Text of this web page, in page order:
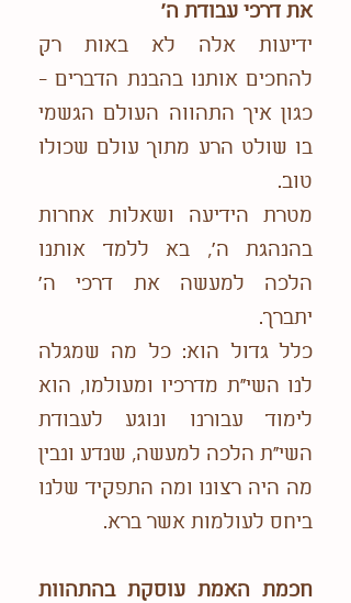
את דרכי עבודת ה'
ידיעות אלה לא באות רק
להחכים אותנו בהבנת הדברים -
כגון איך התהווה העולם הגשמי
בו שולט הרע מתוך עולם שכולו
טוב.
מטרת הידיעה ושאלות אחרות
בהנהגת ה', בא ללמד אותנו
הלכה למעשה את דרכי ה'
יתברך.
כלל גדול הוא: כל מה שמגלה
לנו השי"ת מדרכיו ומעולמו, הוא
לימוד עבורנו ונוגע לעבודת
השי"ת הלכה למעשה, שנדע ונבין
מה היה רצונו ומה התפקיד שלנו
ביחס לעולמות אשר ברא.
חכמת האמת עוסקת בהתהוות